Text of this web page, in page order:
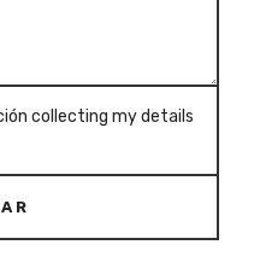
collecting my details